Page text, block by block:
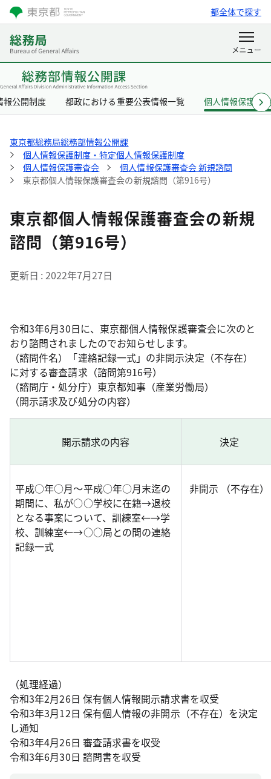
都全体で探す
報公開制度 都政における重要公表情報一覧 個人情報保護制
東京都総務局総務部情報公開課
個人情報保護制度・特定個人情報保護制度
個人情報保護審査会
個人情報保護審査会 新規諮問
東京都個人情報保護審査会の新規諮問（第916号）
東京都個人情報保護審査会の新規
諮問（第916号）
更新日 2022年7月27日
令和3年6月30日に、東京都個人情報保護審査会に次のと
おり諮問されましたのでお知らせします。
（諮問件名）「連絡記録一式」の非開示決定（不存在）
に対する審査請求（諮問第916号）
（諮問庁・処分庁）東京都知事（産業労働局）
（開示請求及び処分の内容）
開示請求の内容 決定
平成○年○月～平成○年○月末迄の
期間に、私が○○学校に在籍→退校
となる事案について、訓練室←→学
校、訓練室←→○○局との間の連絡
記録一式
非開示 （不存在）
（処理経過）
令和3年2月26日 保有個人情報開示請求書を収受
令和3年3月12日 保有個人情報の非開示（不存在）を決定
し通知
令和3年4月26日 審査請求書を収受
令和3年6月30日 諮問書を収受